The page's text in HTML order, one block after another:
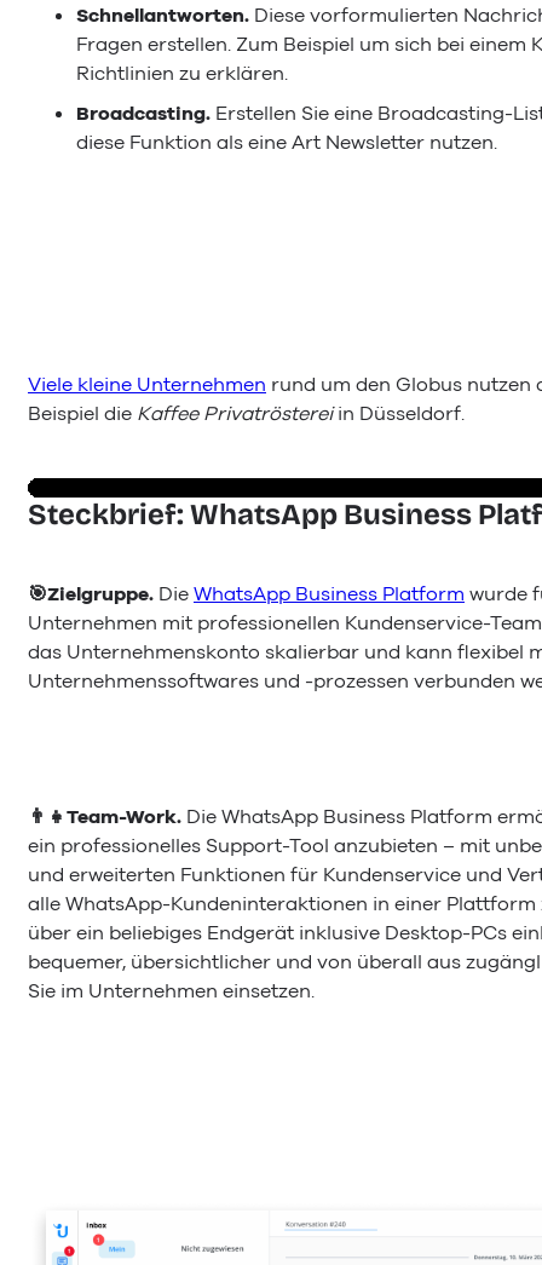
Schnellantworten. Diese vorformulierten
Fragen erstellen. Zum Beispiel um sich bei einem
Richtlinien zu erklären.
Broadcasting. Erstellen Sie eine Broadcasting-
diese Funktion als eine Art Newsletter nutzen.
Viele kleine Unternehmen rund um den Globus nutzen
Beispiel die Kaffee Privatröstereiin Düsseldorf.
Steckbrief: WhatsApp Business
🎯Zielgruppe. DieWhatsApp Business Platform wurde
Unternehmen mit professionellen Kundenservice-
das Unternehmenskonto skalierbar und kann flexibel
Unternehmenssoftwares und -prozessen verbunden
👨‍👧Team-Work. Die WhatsApp Business Platform
ein professionelles Support-Tool anzubieten – mit
und erweiterten Funktionen für Kundenservice und
alle WhatsApp-Kundeninteraktionen in einer
über ein beliebiges Endgerät inklusive Desktop-PCs
bequemer, übersichtlicher und von überall aus
Sie im Unternehmen einsetzen.